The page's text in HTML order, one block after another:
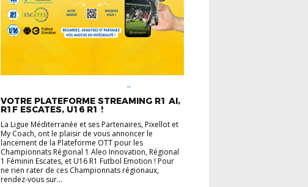
VOTRE PLATEFORME STREAMING R1 AI,
R1F ESCATES, U16 R1 !
La Ligue Méditerranée et ses Partenaires, Pixellot et
My Coach, ont le plaisir de vous annoncer le
lancement de la Plateforme OTT pour les
Championnats Régional 1 Aleo Innovation, Régional
1 Féminin Escates, et U16 R1 Futbol Emotion ! Pour
ne rien rater de ces Championnats régionaux,
rendez-vous sur...